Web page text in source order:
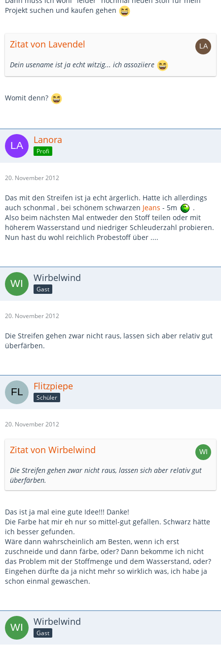
Projekt suchen und kaufen gehen
Zitat von Lavendel
Dein usename ist ja echt witzig... ich assoziiere
Womit denn?
Lanora
Profi
20. November 2012
Das mit den Streifen ist ja echt ärgerlich. Hatte ich allerdings
auch schonmal , bei schönem schwarzen Jeans - 5m
.
Also beim nächsten Mal entweder den Stoff teilen oder mit
höherem Wasserstand und niedriger Schleuderzahl probieren.
Nun hast du wohl reichlich Probestoff über ....
Wirbelwind
Gast
20. November 2012
Die Streifen gehen zwar nicht raus, lassen sich aber relativ gut
überfärben.
Flitzpiepe
Schüler
20. November 2012
Zitat von Wirbelwind
Die Streifen gehen zwar nicht raus, lassen sich aber relativ gut
überfärben.
Das ist ja mal eine gute Idee!!! Danke!
Die Farbe hat mir eh nur so mittel-gut gefallen. Schwarz hätte
ich besser gefunden.
Wäre dann wahrscheinlich am Besten, wenn ich erst
zuschneide und dann färbe, oder? Dann bekomme ich nicht
das Problem mit der Stoffmenge und dem Wasserstand, oder?
Eingehen dürfte da ja nicht mehr so wirklich was, ich habe ja
schon einmal gewaschen.
Wirbelwind
Gast